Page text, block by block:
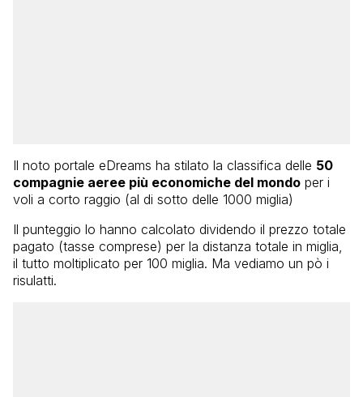
Il noto portale eDreams ha stilato la classifica delle 50
compagnie aeree più economiche del mondo per i
voli a corto raggio (al di sotto delle 1000 miglia)
Il punteggio lo hanno calcolato dividendo il prezzo totale
pagato (tasse comprese) per la distanza totale in miglia,
il tutto moltiplicato per 100 miglia. Ma vediamo un pò i
risulatti.